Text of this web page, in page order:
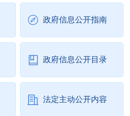
政府信息公开指南
政府信息公开目录
法定主动公开内容